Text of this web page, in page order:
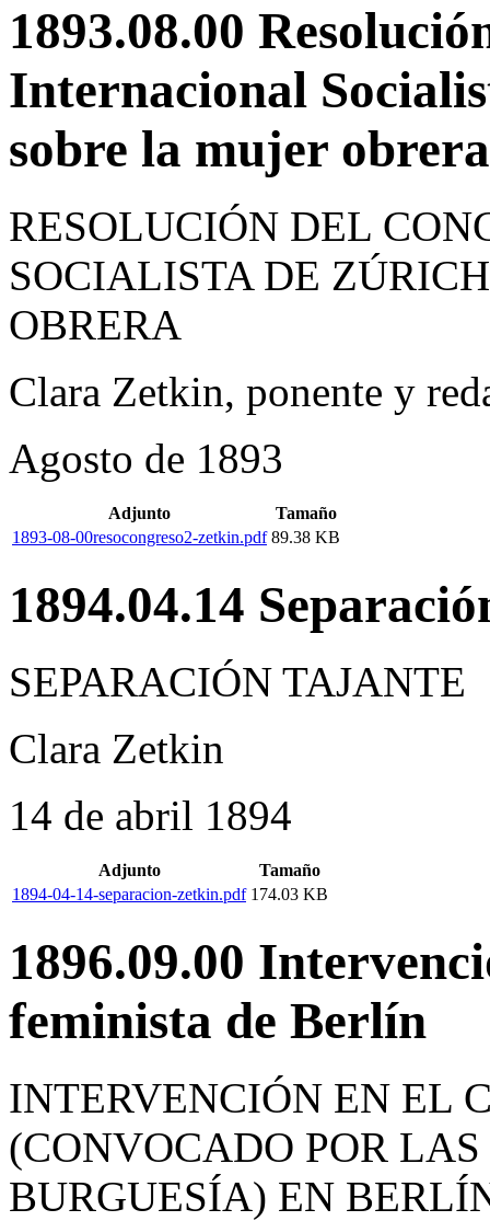
1893.08.00
Internacional
sobre la mujer obrera
RESOLUCIÓN DEL
SOCIALISTA DE
OBRERA
Clara Zetkin, ponente y
Agosto de 1893
Adjunto
Tamaño
1893-08-00resocongreso2-zetkin.pdf 89.38 KB
1894.04.14
SEPARACIÓN TAJANTE
Clara Zetkin
14 de abril 1894
Adjunto
Tamaño
1894-04-14-separacion-zetkin.pdf 174.03 KB
1896.09.00
feminista de Berlín
INTERVENCIÓN EN EL
(CONVOCADO POR
BURGUESÍA) EN